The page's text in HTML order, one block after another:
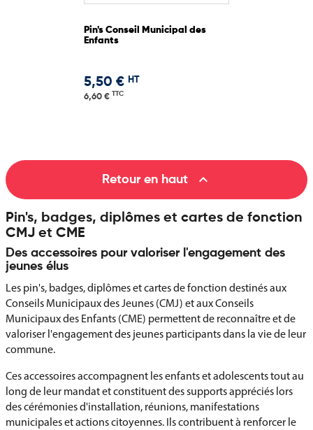
Pin's Conseil Municipal des
Enfants
5,50 € HT
6,60 € TTC
Retour en haut 
Pin's, badges, diplômes et cartes de fonction
CMJ et CME
Des accessoires pour valoriser l'engagement des
jeunes élus
Les pin's, badges, diplômes et cartes de fonction destinés aux
Conseils Municipaux des Jeunes (CMJ) et aux Conseils
Municipaux des Enfants (CME) permettent de reconnaître et de
valoriser l'engagement des jeunes participants dans la vie de leur
commune.
Ces accessoires accompagnent les enfants et adolescents tout au
long de leur mandat et constituent des supports appréciés lors
des cérémonies d'installation, réunions, manifestations
municipales et actions citoyennes. Ils contribuent à renforcer le